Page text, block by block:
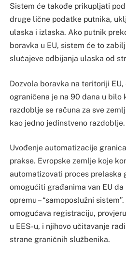
Sistem će takođe prikupljati
druge lične podatke putnika,
ulaska i izlaska. Ako putnik
boravka u EU, sistem će to
slučajeve odbijanja ulaska od
Dozvola boravka na teritoriji
ograničena je na 90 dana u bilo
razdoblje se računa za sve
kao jedno jedinstveno razdoblje.
Uvođenje automatizacije
prakse. Evropske zemlje koje
automatizovati proces prelaska
omogućiti građanima van EU
opremu – “samoposlužni
omogućava registraciju,
u EES-u, i njihovo učitavanje
strane graničnih službenika.